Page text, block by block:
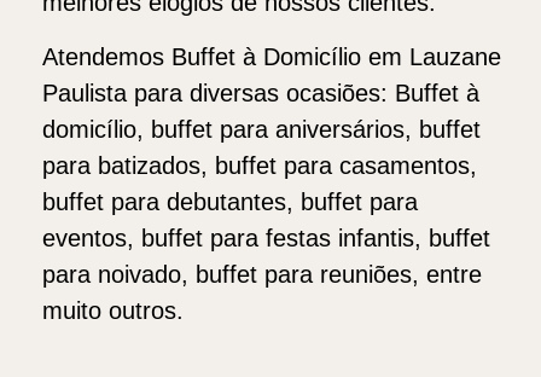
Atendemos Buffet à Domicílio em Lauzane
Paulista para diversas ocasiões: Buffet à
domicílio, buffet para aniversários, buffet
para batizados, buffet para casamentos,
buffet para debutantes, buffet para
eventos, buffet para festas infantis, buffet
para noivado, buffet para reuniões, entre
muito outros.